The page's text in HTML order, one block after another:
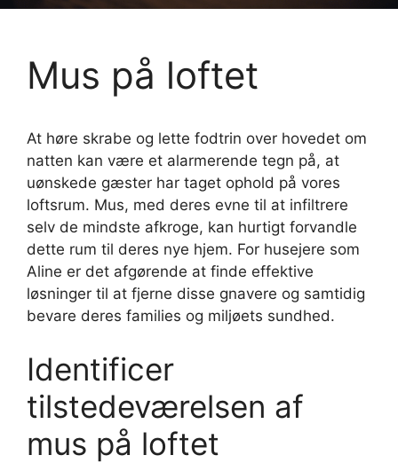
Mus på loftet
At høre skrabe og lette fodtrin over hovedet om
natten kan være et alarmerende tegn på, at
uønskede gæster har taget ophold på vores
loftsrum. Mus, med deres evne til at infiltrere
selv de mindste afkroge, kan hurtigt forvandle
dette rum til deres nye hjem. For husejere som
Aline er det afgørende at finde effektive
løsninger til at fjerne disse gnavere og samtidig
bevare deres families og miljøets sundhed.
Identificer
tilstedeværelsen af ​​
mus på loftet